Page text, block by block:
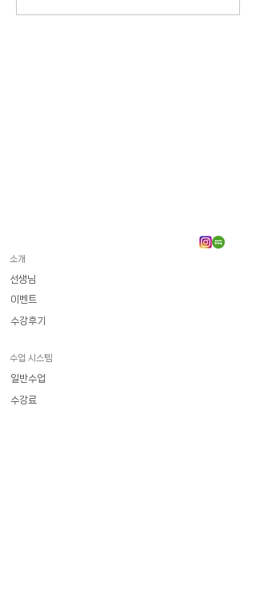
소개
선생님
이벤트
수강후기
수업 시스템
일반수업
수강료